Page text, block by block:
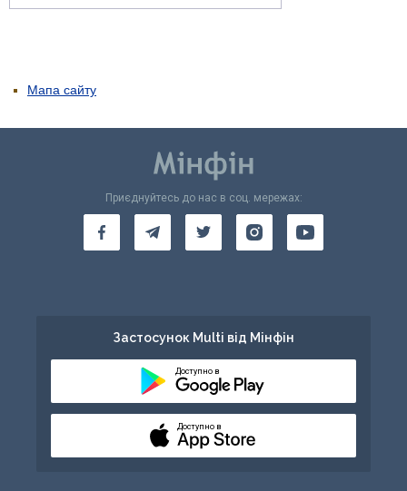
Мапа сайту
Приєднуйтесь до нас в соц. мережах:
Застосунок Multi від Мінфін
Доступно в
Доступно в